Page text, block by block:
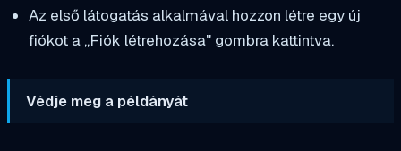
Az első látogatás alkalmával hozzon létre egy új
fiókot a „Fiók létrehozása" gombra kattintva.
Védje meg a példányát